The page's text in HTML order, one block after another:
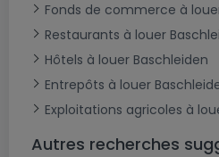
Fonds de commerce à
Restaurants à louer
Hôtels à louer Baschleiden
Entrepôts à louer
Exploitations agricoles à
Autres recherches